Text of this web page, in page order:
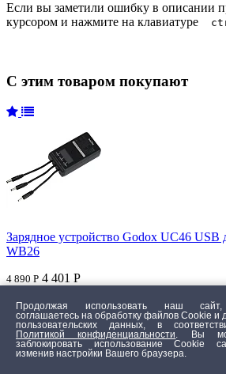
Если вы заметили ошибку в описании
курсором и нажмите на клавиатуре
С этим товаром покупают
Зарядное устройство Godox UC46 USB
WB26
4 890 Р 4 401 Р
Продолжая использовать наш
соглашаетесь на обработку файлов Сookie и
пользовательских данных, в
Политикой конфиденциальности
. Вы
заблокировать использование Cookie
изменив настройки Вашего браузера.